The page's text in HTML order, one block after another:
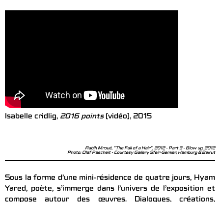
Isabelle cridlig, 2016 points (vidéo), 2015
Rabih Mroué, "The Fall of a Hair", 2012 - Part 3 - Blow up, 2012
Photo: Olaf Pascheit - Courtesy Gallery Sfeir-Semler, Hamburg & Beirut
Sous la forme d’une mini-résidence de quatre jours, Hyam
Yared, poète, s’immerge dans l’univers de l’exposition et
compose autour des œuvres. Dialogues, créations,